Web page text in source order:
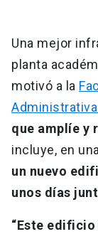
Una mejor
planta
motivó a la
que amplíe y
incluye, en
un nuevo
unos días
“Este